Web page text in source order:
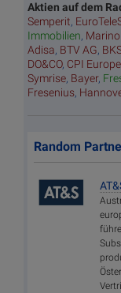
Aktien auf dem
Semperit,
Immobilien,
Adisa, BTV AG,
DO&CO, CPI
Symrise, Bayer,
Fresenius,
Random